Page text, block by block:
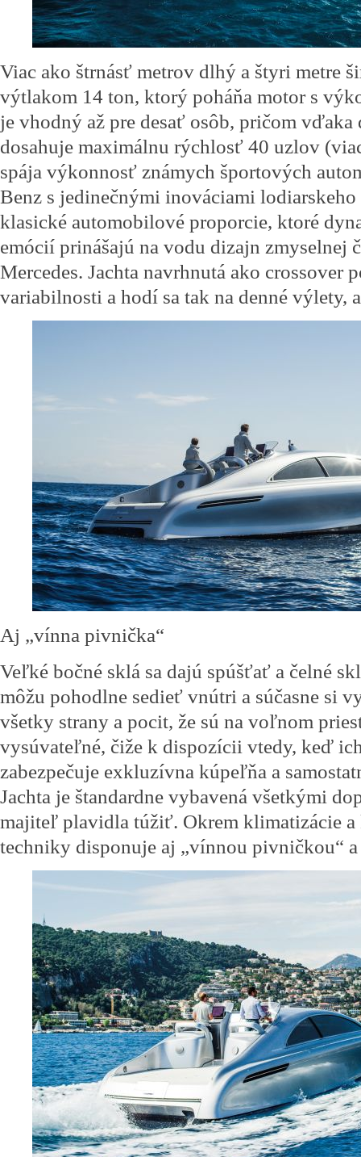
Viac ako štrnásť metrov dlhý a štyri metre
výtlakom 14 ton, ktorý poháňa motor s
je vhodný až pre desať osôb, pričom
dosahuje maximálnu rýchlosť 40 uzlov
spája výkonnosť známych športových
Benz s jedinečnými inováciami lodiarskeho
klasické automobilové proporcie, ktoré
emócií prinášajú na vodu dizajn zmyselnej
Mercedes. Jachta navrhnutá ako crossover
variabilnosti a hodí sa tak na denné výlety,
Aj „vínna pivnička“
Veľké bočné sklá sa dajú spúšťať a čelné
môžu pohodlne sedieť vnútri a súčasne si
všetky strany a pocit, že sú na voľnom
vysúvateľné, čiže k dispozícii vtedy, keď
zabezpečuje exkluzívna kúpeľňa a
Jachta je štandardne vybavená všetkými
majiteľ plavidla túžiť. Okrem klimatizácie
techniky disponuje aj „vínnou pivničkou“